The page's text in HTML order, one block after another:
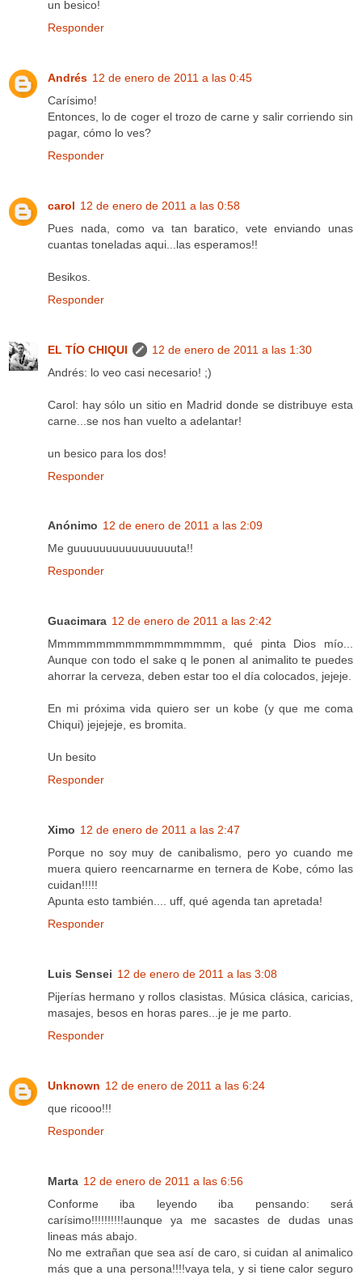
un besico!
Responder
Andrés 12 de enero de 2011 a las 0:45
Carísimo!
Entonces, lo de coger el trozo de carne y salir corriendo sin
pagar, cómo lo ves?
Responder
carol 12 de enero de 2011 a las 0:58
Pues nada, como va tan baratico, vete enviando unas
cuantas toneladas aqui...las esperamos!!
Besikos.
Responder
EL TÍO CHIQUI
12 de enero de 2011 a las 1:30
Andrés: lo veo casi necesario! ;)
Carol: hay sólo un sitio en Madrid donde se distribuye esta
carne...se nos han vuelto a adelantar!
un besico para los dos!
Responder
Anónimo 12 de enero de 2011 a las 2:09
Me guuuuuuuuuuuuuuuuta!!
Responder
Guacimara 12 de enero de 2011 a las 2:42
Mmmmmmmmmmmmmmmmmm, qué pinta Dios mío...
Aunque con todo el sake q le ponen al animalito te puedes
ahorrar la cerveza, deben estar too el día colocados, jejeje.
En mi próxima vida quiero ser un kobe (y que me coma
Chiqui) jejejeje, es bromita.
Un besito
Responder
Ximo 12 de enero de 2011 a las 2:47
Porque no soy muy de canibalismo, pero yo cuando me
muera quiero reencarnarme en ternera de Kobe, cómo las
cuidan!!!!!
Apunta esto también.... uff, qué agenda tan apretada!
Responder
Luis Sensei 12 de enero de 2011 a las 3:08
Pijerías hermano y rollos clasistas. Música clásica, caricias,
masajes, besos en horas pares...je je me parto.
Responder
Unknown 12 de enero de 2011 a las 6:24
que ricooo!!!
Responder
Marta 12 de enero de 2011 a las 6:56
Conforme iba leyendo iba pensando: será
carísimo!!!!!!!!!!aunque ya me sacastes de dudas unas
lineas más abajo.
No me extrañan que sea así de caro, si cuidan al animalico
más que a una persona!!!!vaya tela, y si tiene calor seguro